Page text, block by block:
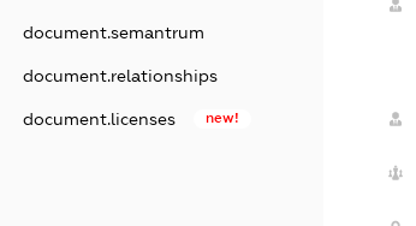
document.semantrum
document.relationships
document.licenses new!